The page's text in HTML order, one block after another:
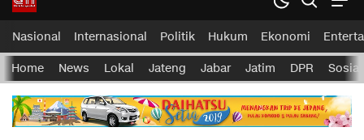
Nasional Internasional Politik Hukum Ekonomi
Home News Lokal Jateng Jabar Jatim DPR Sosial